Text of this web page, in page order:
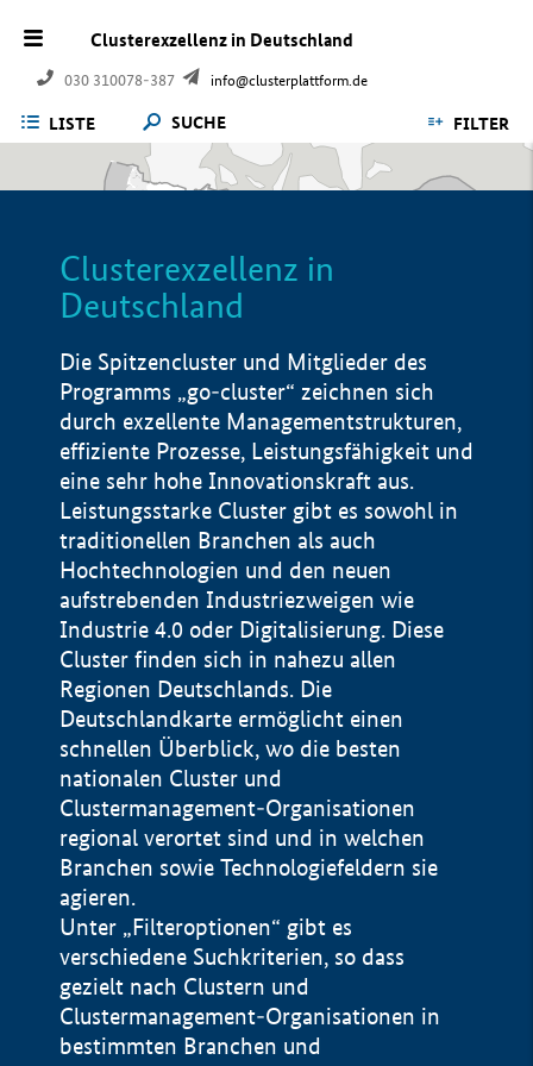
Clusterexzellenz in Deutschland
030 310078-387 info@clusterplattform.de
LISTE SUCHE FILTER
Clusterexzellenz in
Deutschland
Die Spitzencluster und Mitglieder des
Programms „go-cluster“ zeichnen sich
durch exzellente Managementstrukturen,
effiziente Prozesse, Leistungsfähigkeit und
eine sehr hohe Innovationskraft aus.
Leistungsstarke Cluster gibt es sowohl in
traditionellen Branchen als auch
Hochtechnologien und den neuen
aufstrebenden Industriezweigen wie
Industrie 4.0 oder Digitalisierung. Diese
Cluster finden sich in nahezu allen
Regionen Deutschlands. Die
Deutschlandkarte ermöglicht einen
schnellen Überblick, wo die besten
nationalen Cluster und
Clustermanagement-Organisationen
regional verortet sind und in welchen
Branchen sowie Technologiefeldern sie
agieren.
Unter „Filteroptionen“ gibt es
verschiedene Suchkriterien, so dass
gezielt nach Clustern und
Clustermanagement-Organisationen in
bestimmten Branchen und
Impressum
Datenschutzerklärung
BMWE, 2026 ©
100 km © Geobasis-DE / BKG 2015